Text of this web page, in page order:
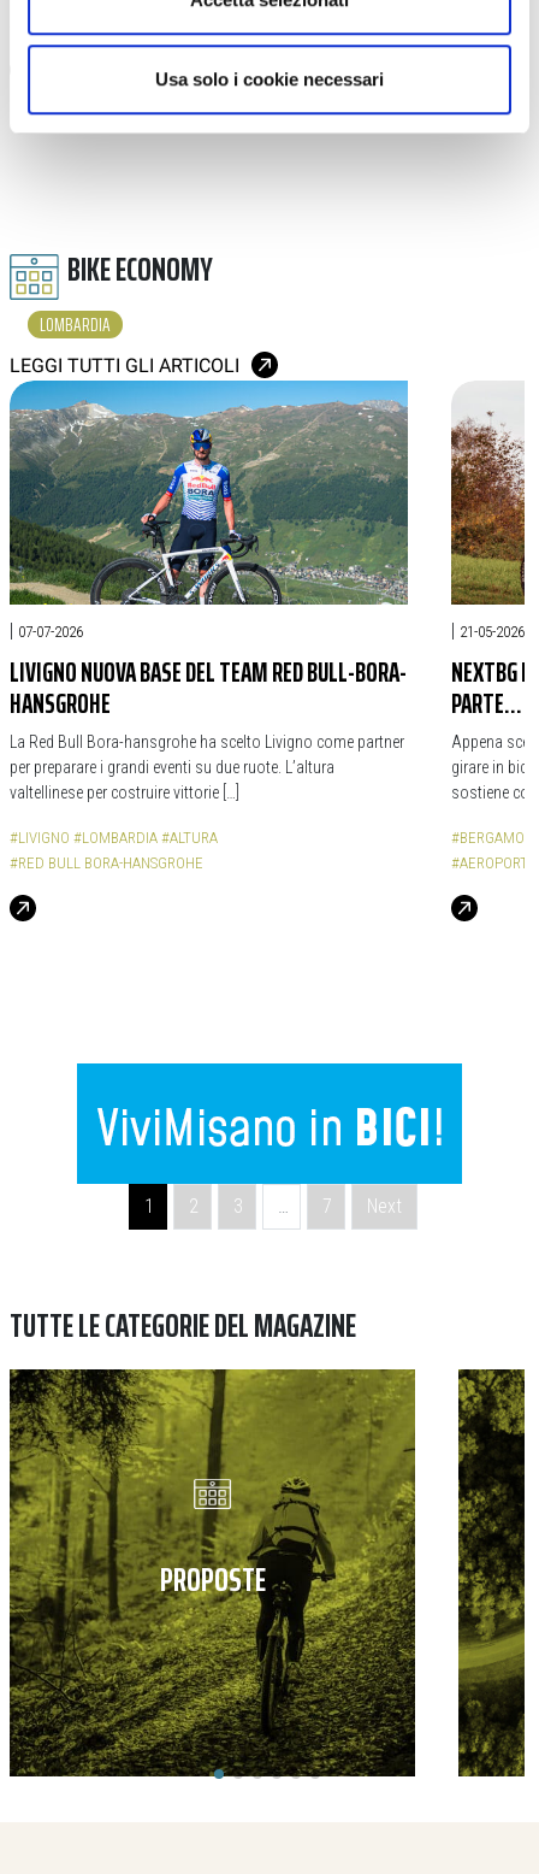
Usa solo i cookie necessari
BIKE ECONOMY
LOMBARDIA
LEGGI TUTTI GLI ARTICOLI
07-07-2026
LIVIGNO NUOVA BASE DEL TEAM RED BULL-BORA-
HANSGROHE
La Red Bull Bora-hansgrohe ha scelto Livigno come partner
per preparare i grandi eventi su due ruote. L’altura
valtellinese per costruire vittorie […]
#LIVIGNO #LOMBARDIA #ALTURA
#RED BULL BORA-HANSGROHE
21-05-2026
NEXTBG
PARTE…
Appena
girare in
sostiene con
Navigazione degli articoli
1 2 3 … 7 Next
TUTTE LE CATEGORIE DEL MAGAZINE
PROPOSTE